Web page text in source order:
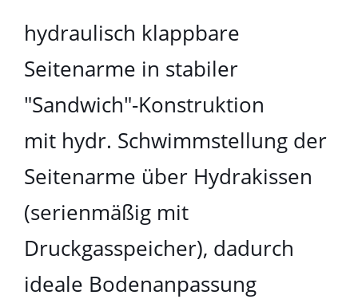
hydraulisch klappbare
Seitenarme in stabiler
"Sandwich"-Konstruktion
mit hydr. Schwimmstellung der
Seitenarme über Hydrakissen
(serienmäßig mit
Druckgasspeicher), dadurch
ideale Bodenanpassung